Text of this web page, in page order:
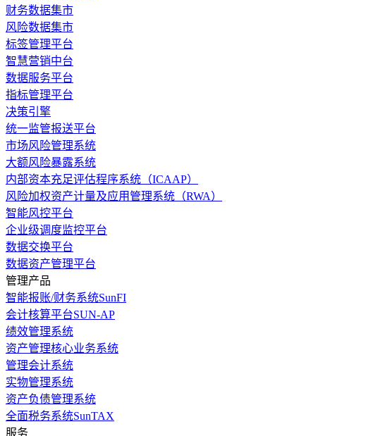
财务数据集市
风险数据集市
标签管理平台
智慧营销中台
数据服务平台
指标管理平台
决策引擎
统一监管报送平台
市场风险管理系统
大额风险暴露系统
内部资本充足评估程序系统（ICAAP）
风险加权资产计量及应用管理系统（RWA）
智能风控平台
企业级调度监控平台
数据交换平台
数据资产管理平台
管理产品
智能报账/财务系统SunFI
会计核算平台SUN-AP
绩效管理系统
资产管理核心业务系统
管理会计系统
实物管理系统
资产负债管理系统
全面税务系统SunTAX
服务